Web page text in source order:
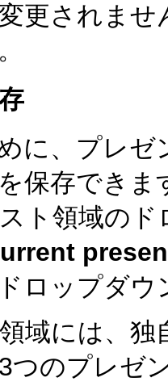
更されま
に、プレ
保存でき
ト領域の
ロップダ
域には、
つのプレゼ